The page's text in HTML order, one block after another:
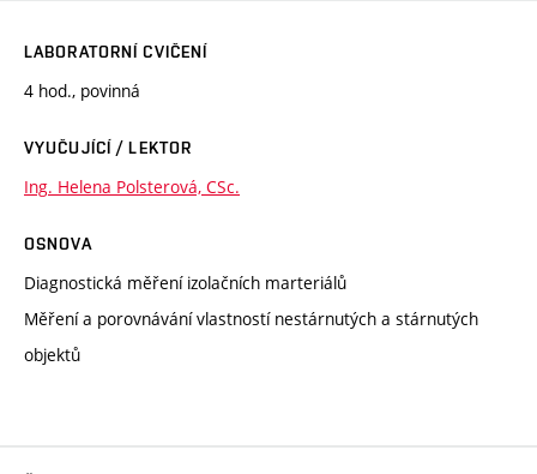
LABORATORNÍ CVIČENÍ
4 hod., povinná
VYUČUJÍCÍ / LEKTOR
Ing. Helena Polsterová, CSc.
OSNOVA
Diagnostická měření izolačních marteriálů
Měření a porovnávání vlastností nestárnutých a stárnutých
objektů